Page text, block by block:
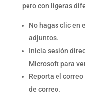
pero con ligeras
No hagas clic en
adjuntos.
Inicia sesión
Microsoft para
Reporta el
de correo.